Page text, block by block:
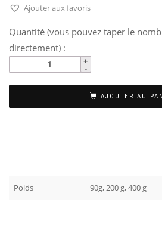
Ajouter aux favoris
Quantité (vous pouvez taper le
directement) :
AJOUTER AU
Poids 90g, 200 g, 400 g